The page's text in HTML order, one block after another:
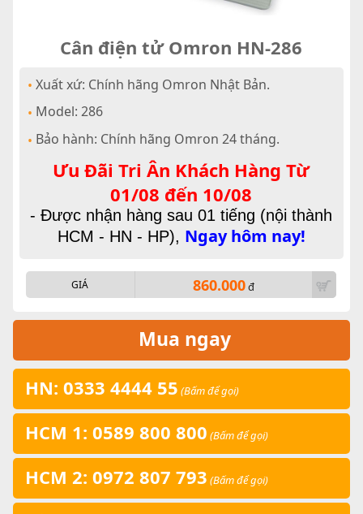
Cân điện tử Omron HN-286
• Xuất xứ: Chính hãng Omron Nhật Bản.
• Model: 286
• Bảo hành: Chính hãng Omron 24 tháng.
Ưu Đãi Tri Ân Khách Hàng Từ
01/08 đến 10/08
- Được nhận hàng sau 01 tiếng (nội thành
HCM - HN - HP), Ngay hôm nay!
GIÁ 860.000đ
Mua ngay
HN: 0333 4444 55 (Bấm để gọi)
HCM 1: 0589 800 800 (Bấm để gọi)
HCM 2: 0972 807 793 (Bấm để gọi)